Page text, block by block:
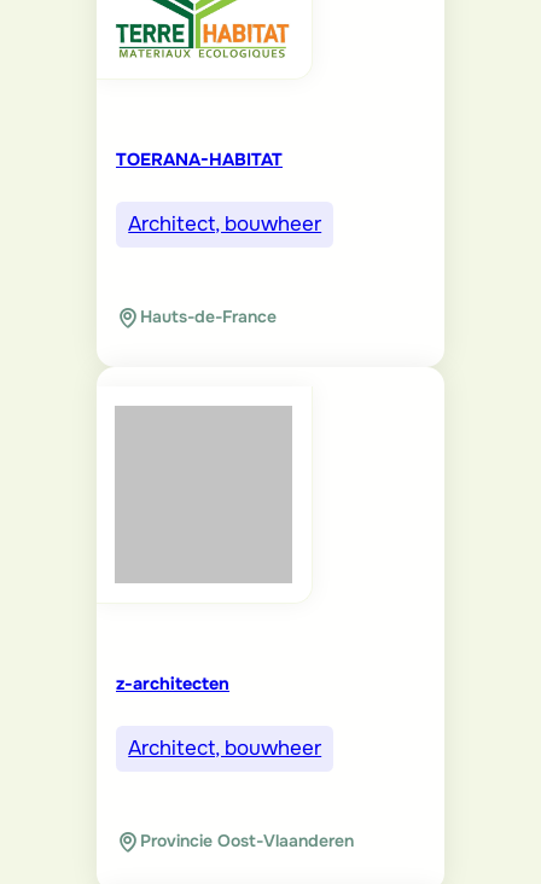
TOERANA-HABITAT
Architect, bouwheer
Hauts-de-France
z-architecten
Architect, bouwheer
Provincie Oost-Vlaanderen